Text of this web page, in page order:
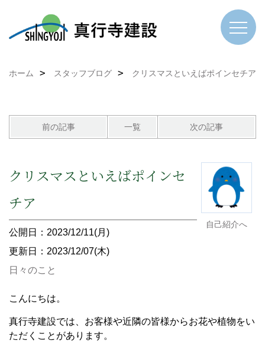
ホーム スタッフブログ クリスマスといえばポインセチア
前の記事 一覧 次の記事
自己紹介へ
クリスマスといえばポインセ
チア
公開日：2023/12/11(月)
更新日：2023/12/07(木)
日々のこと
こんにちは。
真行寺建設では、お客様や近隣の皆様からお花や植物をい
ただくことがあります。